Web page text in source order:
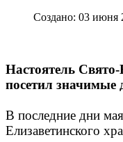
Создано: 03 июня
Настоятель
посетил значимые
В последние дни
Елизаветинского